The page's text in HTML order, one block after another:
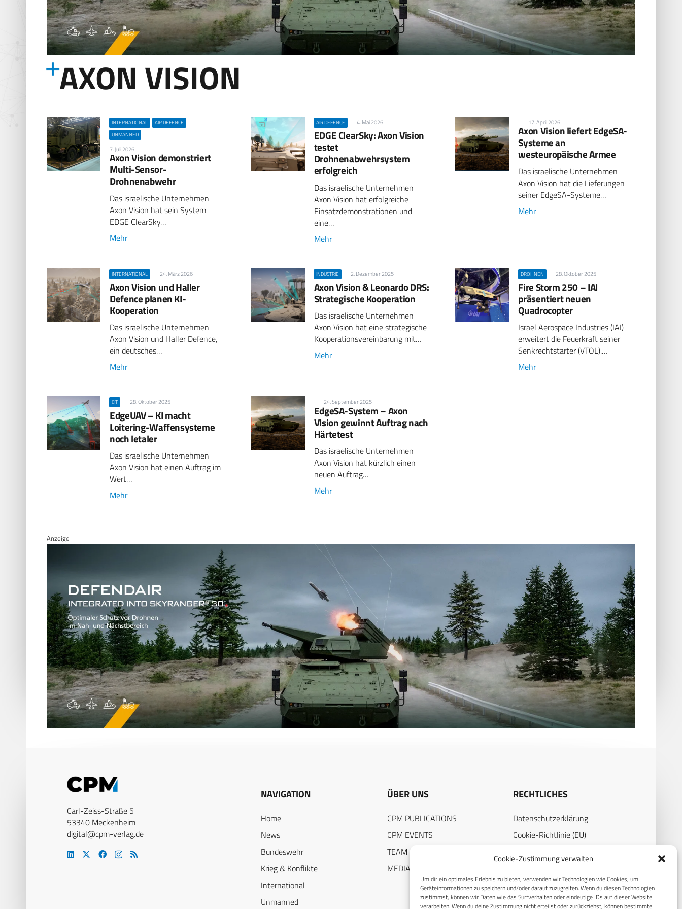
Cookie-Zustimmung verwalten
Um dir ein optimales Erlebnis zu bieten, verwenden wir Technologien wie Cookies, um
Geräteinformationen zu speichern und/oder darauf zuzugreifen. Wenn du diesen Technologien
zustimmst, können wir Daten wie das Surfverhalten oder eindeutige IDs auf dieser Website
verarbeiten. Wenn du deine Zustimmung nicht erteilst oder zurückziehst, können bestimmte
AXON VISION
INTERNATIONAL
AIR DEFENCE
UNMANNED
7. Juli 2026
Axon Vision demonstriert
Multi-Sensor-
Drohnenabwehr
Das israelische Unternehmen
Axon Vision hat sein System
EDGE ClearSky…
Mehr
AIR DEFENCE 4. Mai 2026
EDGE ClearSky: Axon Vision
testet
Drohnenabwehrsystem
erfolgreich
Das israelische Unternehmen
Axon Vision hat erfolgreiche
Einsatzdemonstrationen und
eine…
Mehr
17. April 2026
Axon Vision liefert EdgeSA-
Systeme an
westeuropäische Armee
Das israelische Unternehmen
Axon Vision hat die Lieferungen
seiner EdgeSA-Systeme…
Mehr
INTERNATIONAL 24. März 2026
Axon Vision und Haller
Defence planen KI-
Kooperation
Das israelische Unternehmen
Axon Vision und Haller Defence,
ein deutsches…
Mehr
INDUSTRIE 2. Dezember 2025
Axon Vision & Leonardo DRS:
Strategische Kooperation
Das israelische Unternehmen
Axon Vision hat eine strategische
Kooperationsvereinbarung mit…
Mehr
DROHNEN 28. Oktober 2025
Fire Storm 250 – IAI
präsentiert neuen
Quadrocopter
Israel Aerospace Industries (IAI)
erweitert die Feuerkraft seiner
Senkrechtstarter (VTOL).…
Mehr
CIT 28. Oktober 2025
EdgeUAV – KI macht
Loitering-Waffensysteme
noch letaler
Das israelische Unternehmen
Axon Vision hat einen Auftrag im
Wert…
Mehr
24. September 2025
EdgeSA-System – Axon
VIsion gewinnt Auftrag nach
Härtetest
Das israelische Unternehmen
Axon Vision hat kürzlich einen
neuen Auftrag…
Mehr
Anzeige
Carl-Zeiss-Straße 5
53340 Meckenheim
digital@cpm-verlag.de
NAVIGATION
Home
News
Bundeswehr
Krieg & Konflikte
International
Unmanned
ÜBER UNS
CPM PUBLICATIONS
CPM EVENTS
TEAM
MEDIADATEN
RECHTLICHES
Datenschutzerklärung
Cookie-Richtlinie (EU)
Impressum